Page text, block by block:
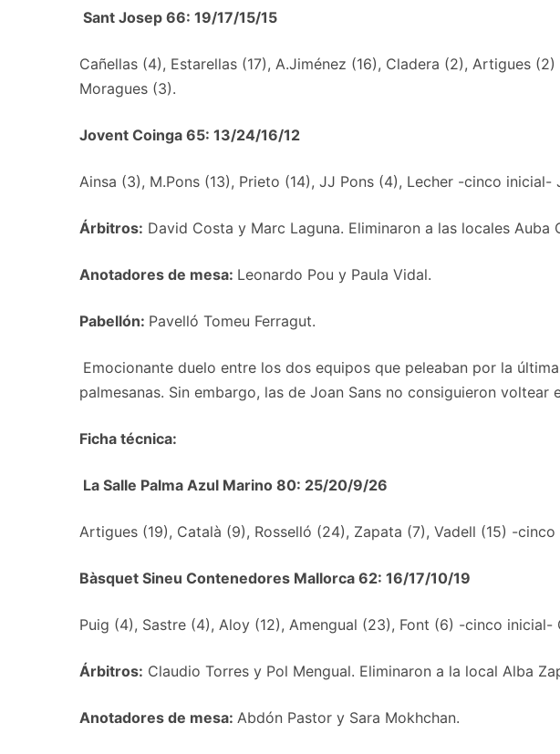
Sant Josep 66: 19/17/15/15
Cañellas (4), Estarellas (17), A.Jiménez (16), Cladera (2), Artigues
Moragues (3).
Jovent Coinga 65: 13/24/16/12
Ainsa (3), M.Pons (13), Prieto (14), JJ Pons (4), Lecher -cinco
Árbitros: David Costa y Marc Laguna. Eliminaron a las locales Auba
Anotadores de mesa: Leonardo Pou y Paula Vidal.
Pabellón: Pavelló Tomeu Ferragut.
Emocionante duelo entre los dos equipos que peleaban por la
palmesanas. Sin embargo, las de Joan Sans no consiguieron
Ficha técnica:
La Salle Palma Azul Marino 80: 25/20/9/26
Artigues (19), Català (9), Rosselló (24), Zapata (7), Vadell (15) -
Bàsquet Sineu Contenedores Mallorca 62: 16/17/10/19
Puig (4), Sastre (4), Aloy (12), Amengual (23), Font (6) -cinco
Árbitros: Claudio Torres y Pol Mengual. Eliminaron a la local Alba
Anotadores de mesa: Abdón Pastor y Sara Mokhchan.